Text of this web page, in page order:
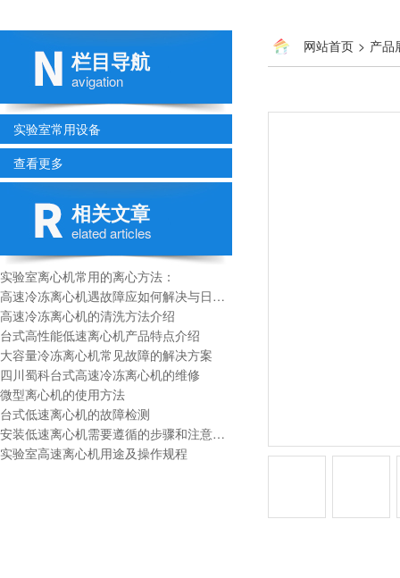
栏目导航
avigation
实验室常用设备
查看更多
相关文章
elated articles
实验室离心机常用的离心方法：
高速冷冻离心机遇故障应如何解决与日常维护
高速冷冻离心机的清洗方法介绍
台式高性能低速离心机产品特点介绍
大容量冷冻离心机常见故障的解决方案
四川蜀科台式高速冷冻离心机的维修
微型离心机的使用方法
台式低速离心机的故障检测
安装低速离心机需要遵循的步骤和注意事项
实验室高速离心机用途及操作规程
网站首页 > 产品